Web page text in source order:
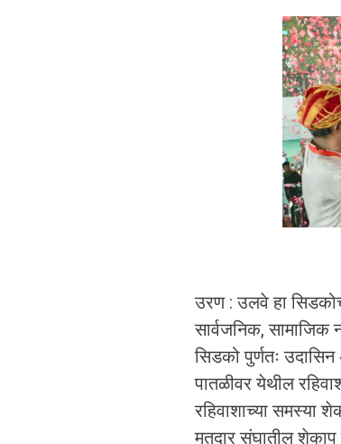
उरण : उलवे हा
सार्वजनिक, सामाजिक
सिडको पुर्णतः
पातळीवर येथील
रहिवाशाच्या समस्या
मतदार संघातील